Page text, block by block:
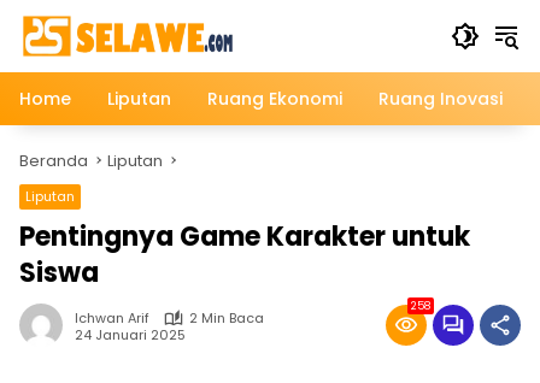
Langsung
konten
Home
Liputan Ruang Ekonomi Ruang Inovasi
Beranda Liputan
Liputan
Pentingnya Game Karakter untuk
Siswa
Ichwan Arif
2 Min Baca
24 Januari 2025
258